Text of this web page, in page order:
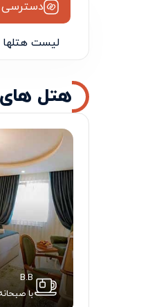
دسترسی
لیست هتلها
هتل های
B.B
با